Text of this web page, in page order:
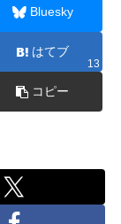
Bluesky
はてブ
13
コピー